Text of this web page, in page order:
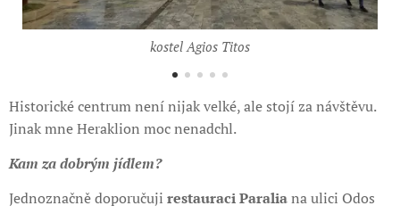
kostel Agios Titos
Historické centrum není nijak velké, ale stojí za návštěvu.
Jinak mne Heraklion moc nenadchl.
Kam za dobrým jídlem?
Jednoznačně doporučuji restauraci Paraliana ulici Odos